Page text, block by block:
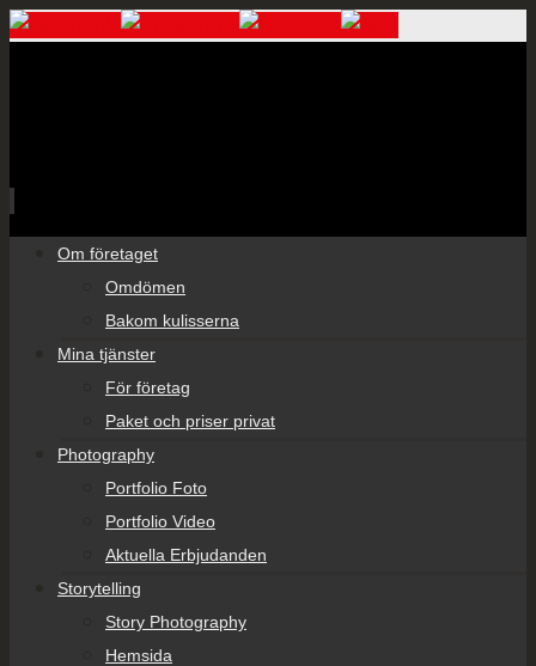
Om företaget
Omdömen
Bakom kulisserna
Mina tjänster
För företag
Paket och priser privat
Photography
Portfolio Foto
Portfolio Video
Aktuella Erbjudanden
Storytelling
Story Photography
Hemsida